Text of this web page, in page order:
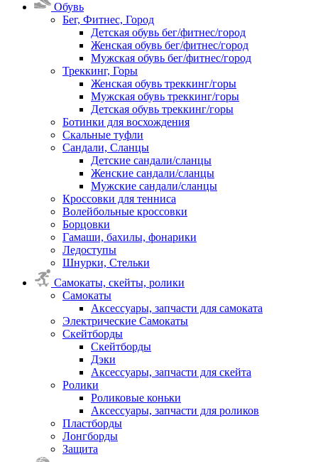
Обувь
Бег, Фитнес, Город
Детская обувь бег/фитнес/город
Женская обувь бег/фитнес/город
Мужская обувь бег/фитнес/город
Треккинг, Горы
Женская обувь треккинг/горы
Мужская обувь треккинг/горы
Детская обувь треккинг/горы
Ботинки для восхождения
Скальные туфли
Сандали, Сланцы
Детские сандали/сланцы
Женские сандали/сланцы
Мужские сандали/сланцы
Кроссовки для тенниса
Волейбольные кроссовки
Борцовки
Гамаши, бахилы, фонарики
Ледоступы
Шнурки, Стельки
Самокаты, скейты, ролики
Самокаты
Аксессуары, запчасти для самоката
Электрические Самокаты
Скейтборды
Скейтборды
Дэки
Аксессуары, запчасти для скейта
Ролики
Роликовые коньки
Аксессуары, запчасти для роликов
Пластборды
Лонгборды
Защита